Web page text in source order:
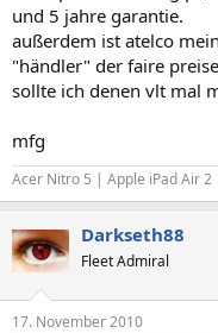
und 5 jahre garantie.
außerdem ist atelco
"händler" der faire
sollte ich denen vlt mal
mfg
Acer Nitro 5 | Apple iPad Air 2
Darkseth88
Fleet Admiral
17. November 2010